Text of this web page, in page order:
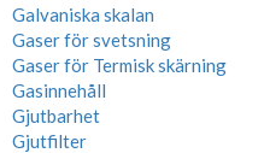
Galvaniska skalan
Gaser för svetsning
Gaser för Termisk skärning
Gasinnehåll
Gjutbarhet
Gjutfilter